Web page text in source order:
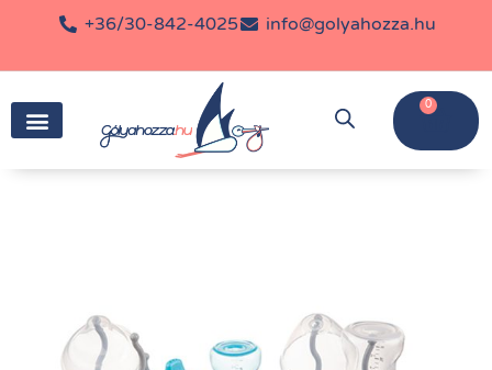
+36/30-842-4025 info@golyahozza.hu
0